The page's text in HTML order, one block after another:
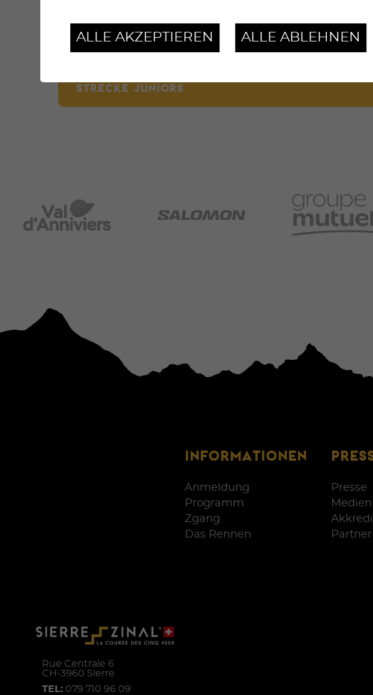
STRECKE TOURISTES (VIA SAINT-ANTOINE)
STRECKE JUNIORS
INFORMATIONEN
Anmeldung
Programm
Zgang
Das Rennen
Presse
Rue Centrale 6
CH-3960 Sierre
TEL: 079 710 96 09
ALLE AKZEPTIEREN ALLE ABLEHNEN